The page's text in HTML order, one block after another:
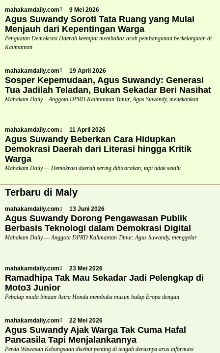
mahakamdaily.com 9 Mei 2026
Agus Suwandy Soroti Tata Ruang yang Mulai
Menjauh dari Kepentingan Warga
Penguatan Demokrasi Daerah keempat membahas arah pembangunan berkelanjutan di
Kalimantan
mahakamdaily.com 19 April 2026
Sosper Kepemudaan, Agus Suwandy: Generasi
Tua Jadilah Teladan, Bukan Sekadar Beri Nasihat
Mahakam Daily – Anggota DPRD Kalimantan Timur, Agus Suwandy, menekankan
mahakamdaily.com 11 April 2026
Agus Suwandy Beberkan Cara Hidupkan
Demokrasi Daerah dari Literasi hingga Kritik
Warga
Mahakam Daily — Demokrasi daerah sering dibicarakan, tapi tidak selalu
Terbaru di Maly
mahakamdaily.com 13 Juni 2026
Agus Suwandy Dorong Pengawasan Publik
Berbasis Teknologi dalam Demokrasi Digital
Mahakam Daily — Anggota DPRD Kalimantan Timur, Agus Suwandy, menggelar
mahakamdaily.com 23 Mei 2026
Ramadhipa Tak Mau Sekadar Jadi Pelengkap di
Moto3 Junior
Pebalap muda binaan Astra Honda membuka musim balap Eropa dengan
mahakamdaily.com 22 Mei 2026
Agus Suwandy Ajak Warga Tak Cuma Hafal
Pancasila Tapi Menjalankannya
Perda Wawasan Kebangsaan disebut penting di tengah derasnya arus informasi